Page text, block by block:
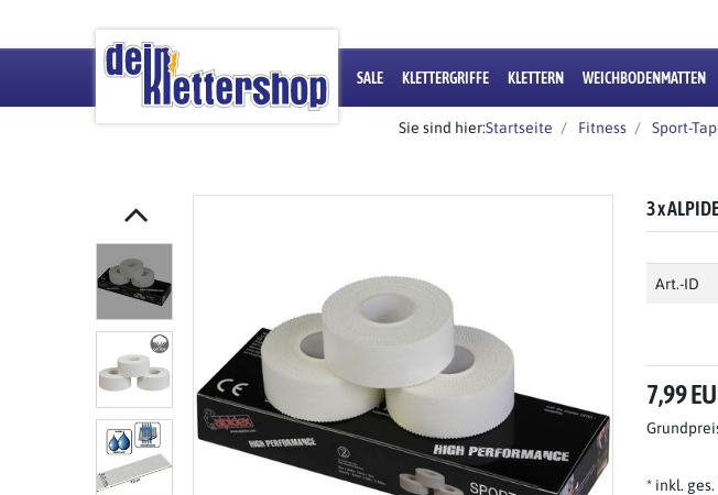
SALE KLETTERGRIFFE KLETTERN WEICHBODENMATTEN
Sie sind hier:Startseite Fitness Sport-
3 x
Art.-ID
7,99
* inkl.